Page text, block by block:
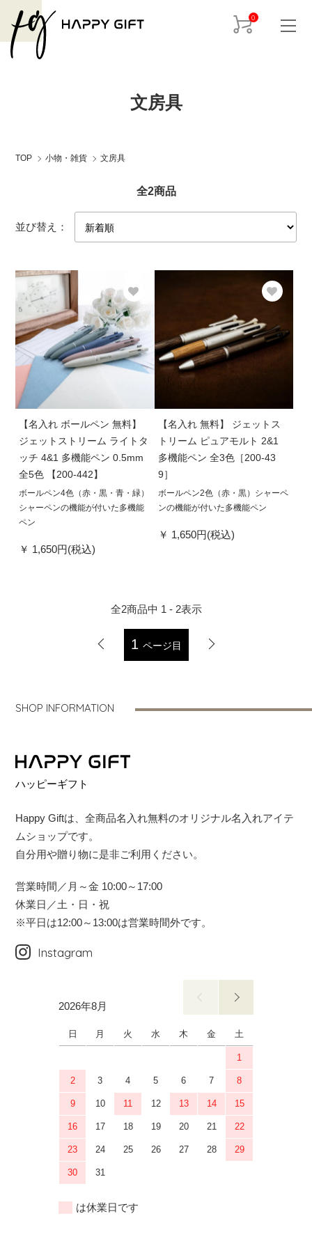
0
文房具
TOP 小物・雑貨 文房具
全2商品
並び替え：
【名入れ ボールペン 無料】
ジェットストリーム ライトタ
ッチ 4&1 多機能ペン 0.5mm
全5色 【200-442】
ボールペン4色（赤・黒・青・緑）
シャーペンの機能が付いた多機能
ペン
1,650円(税込)
【名入れ 無料】 ジェットス
トリーム ピュアモルト 2&1
多機能ペン 全3色［200-43
9］
ボールペン2色（赤・黒）シャーペ
ンの機能が付いた多機能ペン
1,650円(税込)
全2商品中 1 - 2表示
1 ページ目
SHOP INFORMATION
ハッピーギフト
Happy Giftは、全商品名入れ無料のオリジナル名入れアイテ
ムショップです。
自分用や贈り物に是非ご利用ください。
営業時間／月～金 10:00～17:00
休業日／土・日・祝
※平日は12:00～13:00は営業時間外です。
Instagram
2026年8月
日 月 火 水 木 金 土
1
2 3 4 5 6 7 8
9 10 11 12 13 14 15
16 17 18 19 20 21 22
23 24 25 26 27 28 29
30 31
は休業日です